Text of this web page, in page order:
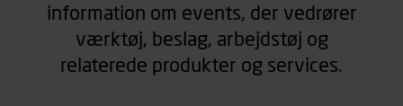
information om events, der vedrører
værktøj, beslag, arbejdstøj og
relaterede produkter og services.